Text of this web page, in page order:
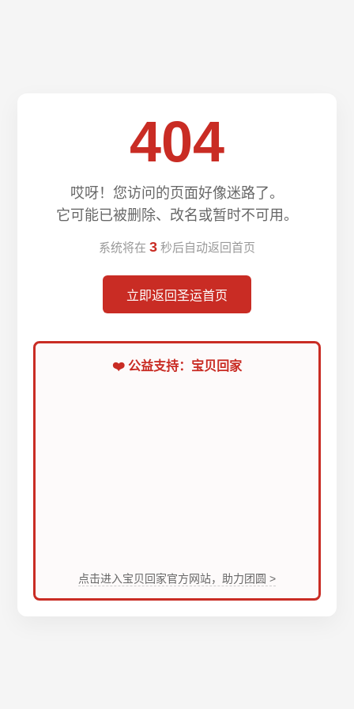
404
哎呀！您访问的页面好像迷路了。
它可能已被删除、改名或暂时不可用。
系统将在 3 秒后自动返回首页
立即返回圣运首页
❤️ 公益支持：宝贝回家
点击进入宝贝回家官方网站，助力团圆 >